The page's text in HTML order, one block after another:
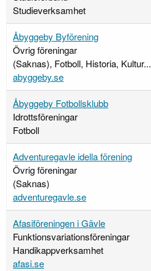
Studieverksamhet
Åbyggeby Byförening
Övrig föreningar
(Saknas), Fotboll, Historia, Kultur...
abyggeby.se
Åbyggeby Fotbollsklubb
Idrottsföreningar
Fotboll
Adventuregavle idella förening
Övrig föreningar
(Saknas)
adventuregavle.se
Afasiföreningen i Gävle
Funktionsvariationsföreningar
Handikappverksamhet
afasi.se